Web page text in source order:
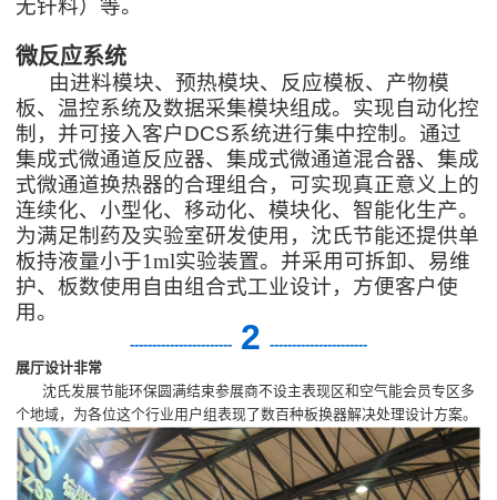
无钎料）等。
微反应系统
由进料模块、预热模块、反应模板、产物模
板、温控系统及数据采集模块组成。实现自动化控
制，并可接入客户DCS系统进行集中控制。通过
集成式微通道反应器、集成式微通道混合器、集成
式微通道换热器的合理组合，可实现真正意义上的
连续化、小型化、移动化、模块化、智能化生产。
为满足制药及实验室研发使用，沈氏节能还提供单
板持液量小于1ml实验装置。并采用可拆卸、易维
护、板数使用自由组合式工业设计，方便客户使
用。
----------------------- 2 ----------------------
展厅设计非常
沈氏发展节能环保圆满结束参展商不设主表现区和空气能会员专区多
个地域，为各位这个行业用户组表现了数百种板换器解决处理设计方案。